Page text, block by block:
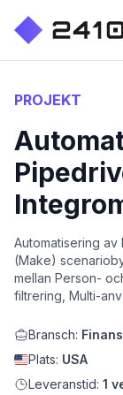
PROJEKT
Automatisering av
(Make)
mellan Person-
filtrering, Multi-
Bransch:
Plats: USA
Leveranstid: 1